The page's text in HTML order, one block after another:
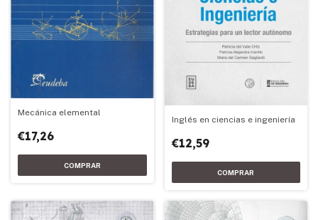
Mecánica elemental
€17,26
Inglés en ciencias e ingeniería
€12,59